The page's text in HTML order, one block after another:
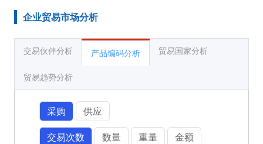
企业贸易市场分析
交易伙伴分析 产品编码分析 贸易国家分析
贸易趋势分析
采购
供应
交易次数
数量 重量 金额